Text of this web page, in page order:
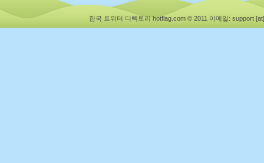
한국 트위터 디렉토리 hotflag.com © 2011 이메일: support